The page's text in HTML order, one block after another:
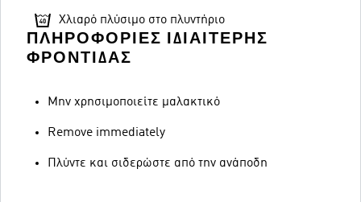
Χλιαρό πλύσιμο στο πλυντήριο
ΠΛΗΡΟΦΟΡΊΕΣ ΙΔΙΑΊΤΕΡΗΣ
ΦΡΟΝΤΊΔΑΣ
Μην χρησιμοποιείτε μαλακτικό
Remove immediately
Πλύντε και σιδερώστε από την ανάποδη